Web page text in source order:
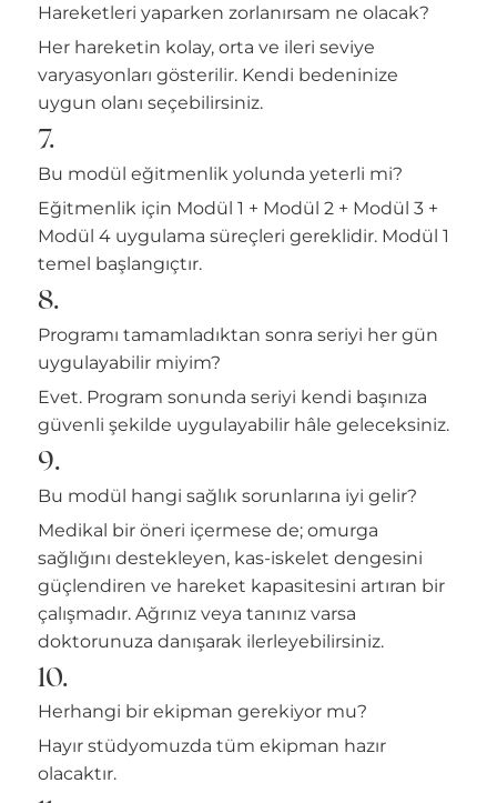
Hareketleri yaparken zorlanırsam ne olacak?
Her hareketin kolay, orta ve ileri seviye
varyasyonları gösterilir. Kendi bedeninize
uygun olanı seçebilirsiniz.
7.
Bu modül eğitmenlik yolunda yeterli mi?
Eğitmenlik için Modül 1 + Modül 2 + Modül 3 +
Modül 4 uygulama süreçleri gereklidir. Modül 1
temel başlangıçtır.
8.
Programı tamamladıktan sonra seriyi her gün
uygulayabilir miyim?
Evet. Program sonunda seriyi kendi başınıza
güvenli şekilde uygulayabilir hâle geleceksiniz.
9.
Bu modül hangi sağlık sorunlarına iyi gelir?
Medikal bir öneri içermese de; omurga
sağlığını destekleyen, kas-iskelet dengesini
güçlendiren ve hareket kapasitesini artıran bir
çalışmadır. Ağrınız veya tanınız varsa
doktorunuza danışarak ilerleyebilirsiniz.
10.
Herhangi bir ekipman gerekiyor mu?
Hayır stüdyomuzda tüm ekipman hazır
olacaktır.